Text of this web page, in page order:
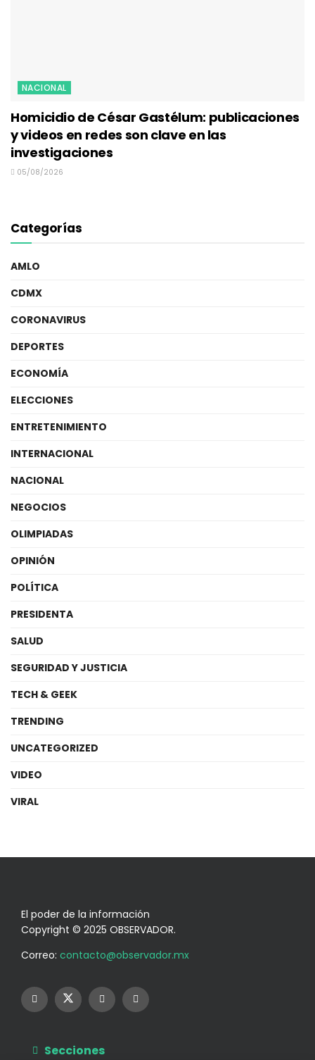
NACIONAL
Homicidio de César Gastélum: publicaciones
y videos en redes son clave en las
investigaciones
05/08/2026
Categorías
AMLO
CDMX
CORONAVIRUS
DEPORTES
ECONOMÍA
ELECCIONES
ENTRETENIMIENTO
INTERNACIONAL
NACIONAL
NEGOCIOS
OLIMPIADAS
OPINIÓN
POLÍTICA
PRESIDENTA
SALUD
SEGURIDAD Y JUSTICIA
TECH & GEEK
TRENDING
UNCATEGORIZED
VIDEO
VIRAL
El poder de la información
Copyright © 2025 OBSERVADOR.
Correo: contacto@observador.mx
Secciones